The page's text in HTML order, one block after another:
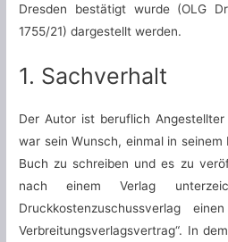
Dresden bestätigt wurde (OLG
1755/21) dargestellt werden.
1. Sachverhalt
Der Autor ist beruflich Angestellter
war sein Wunsch, einmal in seinem
Buch zu schreiben und es zu
nach einem Verlag
Druckkostenzuschussverlag
Verbreitungsverlagsvertrag“. In